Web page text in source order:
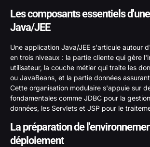
Les composants essentiels
Java/JEE
Une application Java/JEE s'articule autour
en trois niveaux : la partie cliente qui gère
utilisateur, la couche métier qui traite les
ou JavaBeans, et la partie données
Cette organisation modulaire s'appuie sur
fondamentales comme JDBC pour la
données, les Servlets et JSP pour le
La préparation de
déploiement